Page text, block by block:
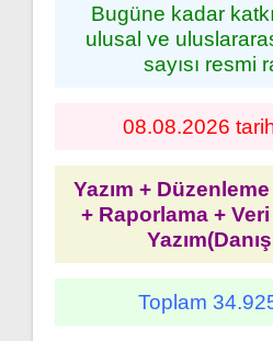
Bugüne kadar
ulusal ve
sayısı resmi
08.08.2026
Yazım +
+ Raporlama +
Toplam